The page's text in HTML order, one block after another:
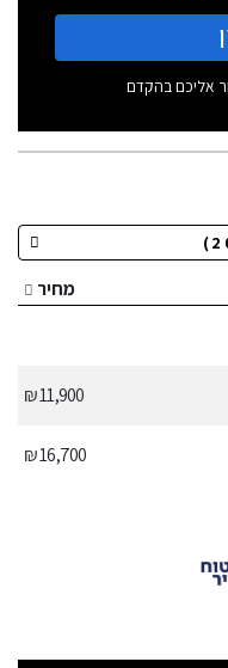
אליכם בהקדם
מחיר
11,900 ₪
16,700 ₪